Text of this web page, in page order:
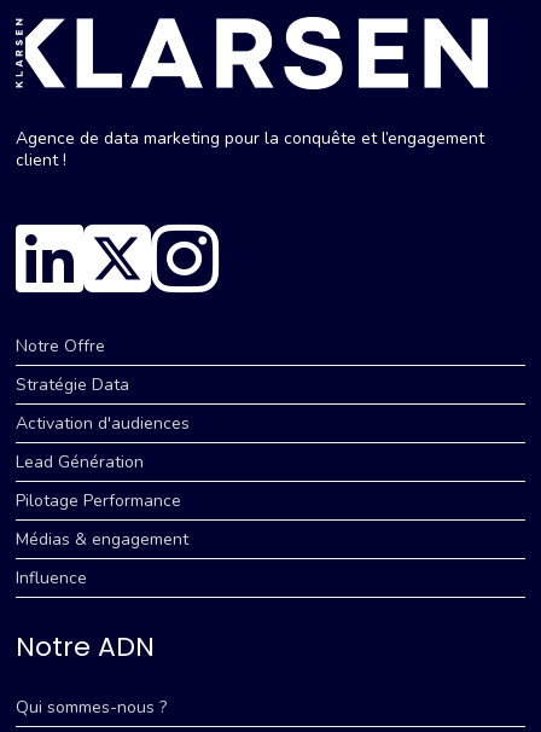
Agence de data marketing pour la conquête et l’engagement
client !
Notre Offre
Stratégie Data
Activation d'audiences
Lead Génération
Pilotage Performance
Médias & engagement
Influence
Notre ADN
Qui sommes-nous ?